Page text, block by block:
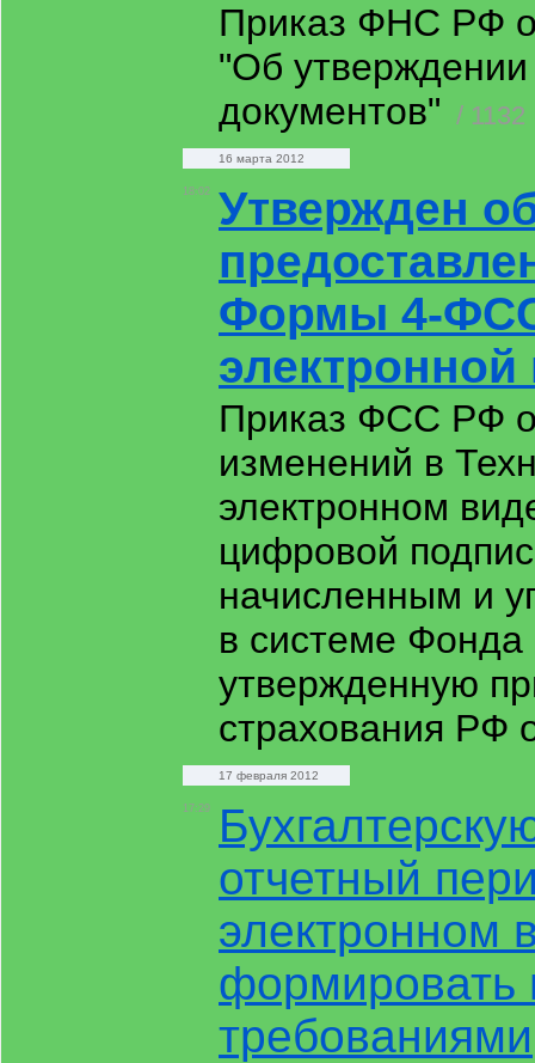
Приказ ФНС РФ
"Об
документов" / 1132
16 марта 2012
18:02
Утвержден
Формы 4-
Приказ ФСС РФ
изменений в
электронном
цифровой
начисленным и
в системе Фонда
утвержденную
страхования РФ
17 февраля 2012
17:29
отчетный
электронном
формировать
требованиями